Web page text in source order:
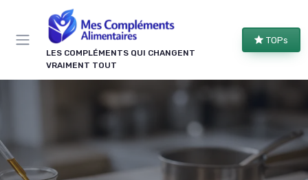
LES COMPLÉMENTS QUI CHANGENT
VRAIMENT TOUT
TOPs
Panneau de gestion des cookies